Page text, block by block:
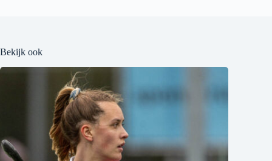
Bekijk ook